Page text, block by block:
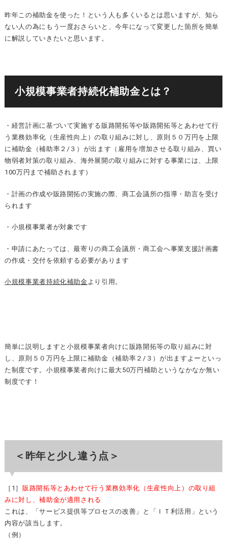
昨年この補助金を使った！という人も多くいるとは思いますが、知ら
ない人の為にもう一度おさらいと、今年になって変更した箇所を簡単
に解説していきたいと思います。
小規模事業者持続化補助金とは？
・経営計画に基づいて実施する販路開拓等や販路開拓等とあわせて行
う業務効率化（生産性向上）の取り組みに対し、原則５０万円を上限
に補助金（補助率２/３）が出ます（雇用を増加させる取り組み、買い
物弱者対策の取り組み、海外展開の取り組みに対する事業には、上限
100万円まで補助されます）
・計画の作成や販路開拓の実施の際、商工会議所の指導・助言を受け
られます
・小規模事業者が対象です
・申請にあたっては、最寄りの商工会議所・商工会へ事業支援計画書
の作成・交付を依頼する必要があります
小規模事業者持続化補助金より引用。
簡単に説明しますと小規模事業者向けに販路開拓等の取り組みに対
し、原則５０万円を上限に補助金（補助率２/３）が出ますよーといっ
た制度です。小規模事業者向けに最大50万円補助というなかなか無い
制度です！
＜昨年と少し違う点＞
［1］ 販路開拓等とあわせて行う業務効率化（生産性向上）の取り組
みに対し、補助金が適用される
これは、「サービス提供等プロセスの改善」と「ＩＴ利活用」という
内容が該当します。
（例）